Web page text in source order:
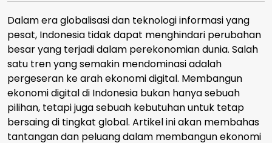
Dalam era globalisasi dan teknologi informasi yang
pesat, Indonesia tidak dapat menghindari perubahan
besar yang terjadi dalam perekonomian dunia. Salah
satu tren yang semakin mendominasi adalah
pergeseran ke arah ekonomi digital. Membangun
ekonomi digital di Indonesia bukan hanya sebuah
pilihan, tetapi juga sebuah kebutuhan untuk tetap
bersaing di tingkat global. Artikel ini akan membahas
tantangan dan peluang dalam membangun ekonomi